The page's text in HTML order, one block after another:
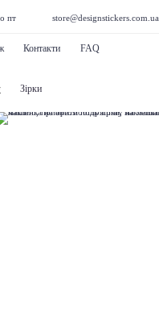
пт store@designstickers.com.ua
Контакти FAQ
Зірки